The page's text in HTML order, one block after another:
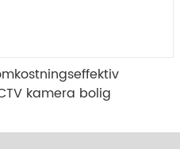
kamera bolig